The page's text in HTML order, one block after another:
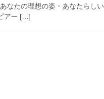
なたの理想の姿・あなたらし
アー […]